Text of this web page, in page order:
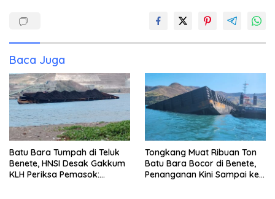
Baca Juga
Batu Bara Tumpah di Teluk
Benete, HNSI Desak Gakkum
KLH Periksa Pemasok:
Tongkang Muat Ribuan Ton
Batu Bara Bocor di Benete,
Penanganan Kini Sampai ke